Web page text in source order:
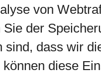
von
Sie der
sind, dass wir
diese